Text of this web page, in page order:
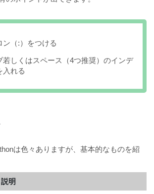
ン（:）をつける
若しくはスペース（4つ推奨）のインデ
入れる
は色々ありますが、基本的なものを紹
説明